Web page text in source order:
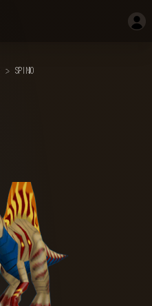
SPINO